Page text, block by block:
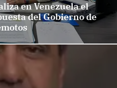
en Venezuela el
del Gobierno de